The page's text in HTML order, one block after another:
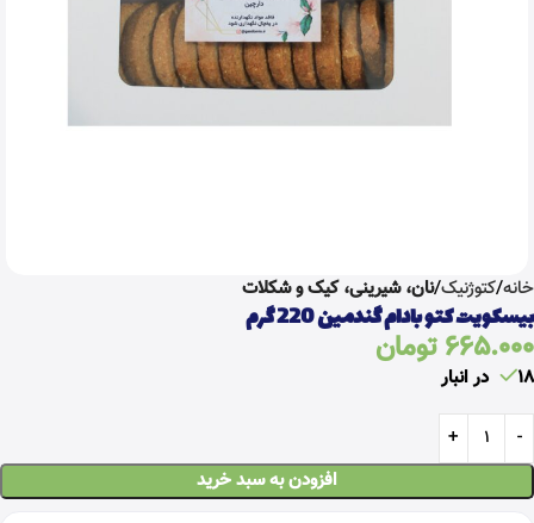
خانه کتوژنیک نان، شیرینی، کیک و شکلات
بیسکویت کتو بادام گندمین 220 گرم
665.000تومان
18 در انبار
افزودن به سبد خرید